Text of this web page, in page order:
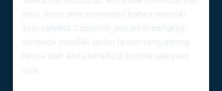
hasil, Anda akan menyadari bahwa memiliki
satu sahabat Capricorn jauh lebih berharga
daripada memiliki seribu teman yang datang
hanya saat Anda berada di puncak kejayaan
saja.